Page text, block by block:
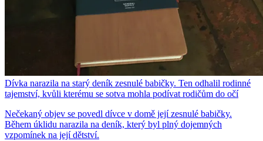
Dívka narazila na starý deník zesnulé babičky. Ten odhalil rodinné
tajemství, kvůli kterému se sotva mohla podívat rodičům do očí
Nečekaný objev se povedl dívce v domě její zesnulé babičky.
Během úklidu narazila na deník, který byl plný dojemných
vzpomínek na její dětství.